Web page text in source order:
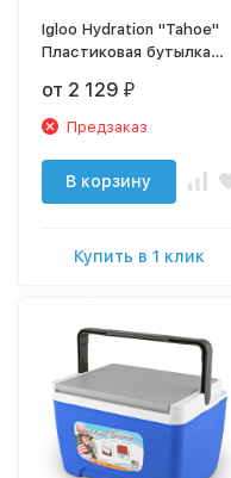
Igloo Hydration "Tahoe"
Пластиковая бутылка
от 2 129₽
Предзаказ
В корзину
Купить в 1 клик